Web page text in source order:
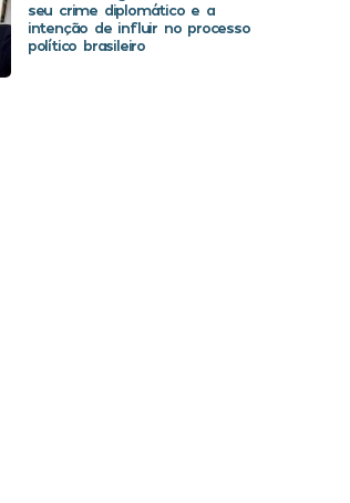
seu crime diplomático e a
intenção de influir no processo
político brasileiro